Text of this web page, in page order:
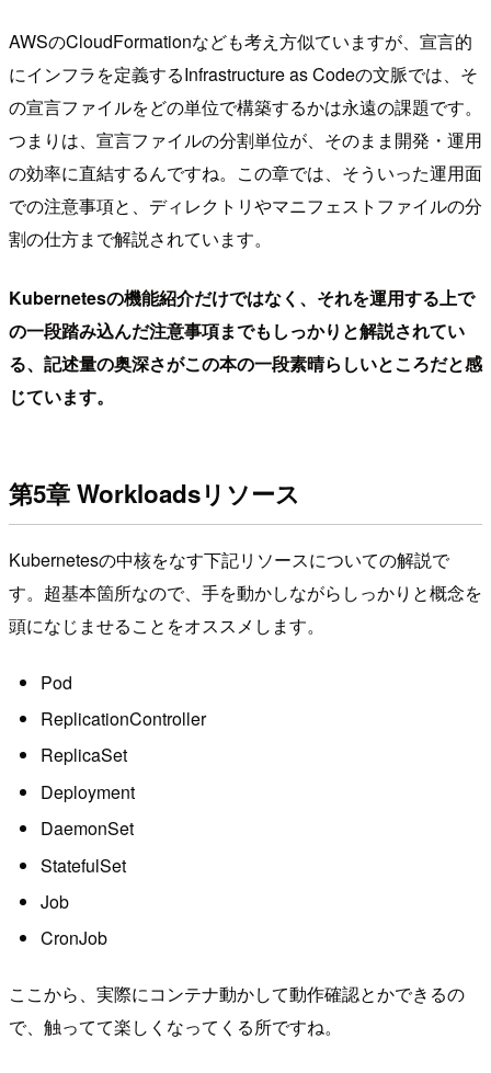
AWSのCloudFormationなども考え方似ていますが、宣言的
にインフラを定義するInfrastructure as Codeの文脈では、そ
の宣言ファイルをどの単位で構築するかは永遠の課題です。
つまりは、宣言ファイルの分割単位が、そのまま開発・運用
の効率に直結するんですね。この章では、そういった運用面
での注意事項と、ディレクトリやマニフェストファイルの分
割の仕方まで解説されています。
Kubernetesの機能紹介だけではなく、それを運用する上で
の一段踏み込んだ注意事項までもしっかりと解説されてい
る、記述量の奥深さがこの本の一段素晴らしいところだと感
じています。
第5章 Workloadsリソース
Kubernetesの中核をなす下記リソースについての解説で
す。超基本箇所なので、手を動かしながらしっかりと概念を
頭になじませることをオススメします。
Pod
ReplicationController
ReplicaSet
Deployment
DaemonSet
StatefulSet
Job
CronJob
ここから、実際にコンテナ動かして動作確認とかできるの
で、触ってて楽しくなってくる所ですね。